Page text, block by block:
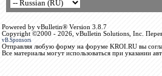
Powered by vBulletin® Version 3.8.7
Copyright ©2000 - 2026, vBulletin Solutions, Inc.
vB.Sponsors
Отправляя любую форму на форуме KROI.RU вы
Все материалы могут использоваться при указании